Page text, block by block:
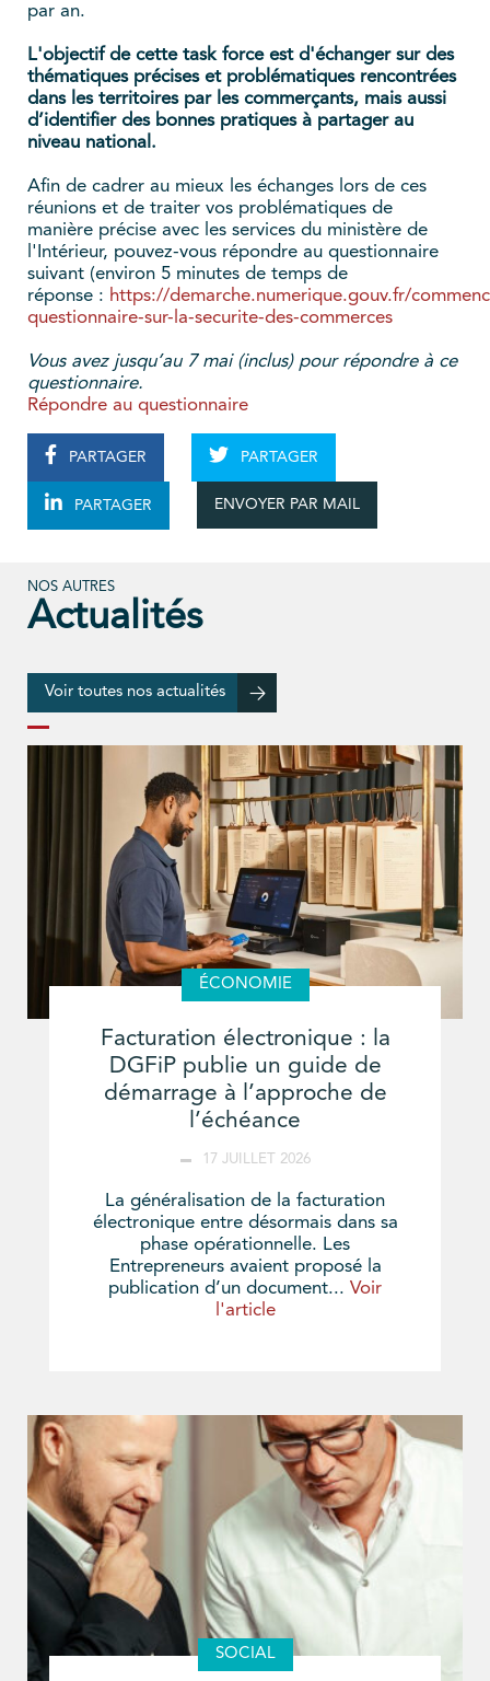
par an.
L'objectif de cette task force est d'échanger sur des
thématiques précises et problématiques rencontrées
dans les territoires par les commerçants, mais aussi
d’identifier des bonnes pratiques à partager au
niveau national.
Afin de cadrer au mieux les échanges lors de ces
réunions et de traiter vos problématiques de
manière précise avec les services du ministère de
l'Intérieur, pouvez-vous répondre au questionnaire
suivant (environ 5 minutes de temps de
réponse : https://demarche.numerique.gouv.fr/
questionnaire-sur-la-securite-des-commerces
Vous avez jusqu’au 7 mai (inclus) pour répondre à ce
questionnaire.
Répondre au questionnaire
PARTAGER PARTAGER
PARTAGER ENVOYER PAR MAIL
NOS AUTRES
Actualités
Voir toutes nos actualités
ÉCONOMIE
Facturation électronique : la
DGFiP publie un guide de
démarrage à l’approche de
l’échéance
17 JUILLET 2026
La généralisation de la facturation
électronique entre désormais dans sa
phase opérationnelle. Les
Entrepreneurs avaient proposé la
publication d’un document... Voir
l'article
SOCIAL